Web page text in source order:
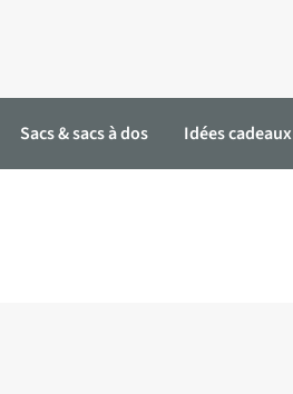
Sacs & sacs à dos Idées cadeaux